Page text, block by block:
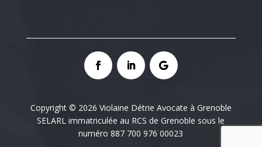
Copyright © 2026 Violaine Détrie Avocate à Grenoble
SELARL immatriculée au RCS de Grenoble sous le
numéro 887 700 976 00023